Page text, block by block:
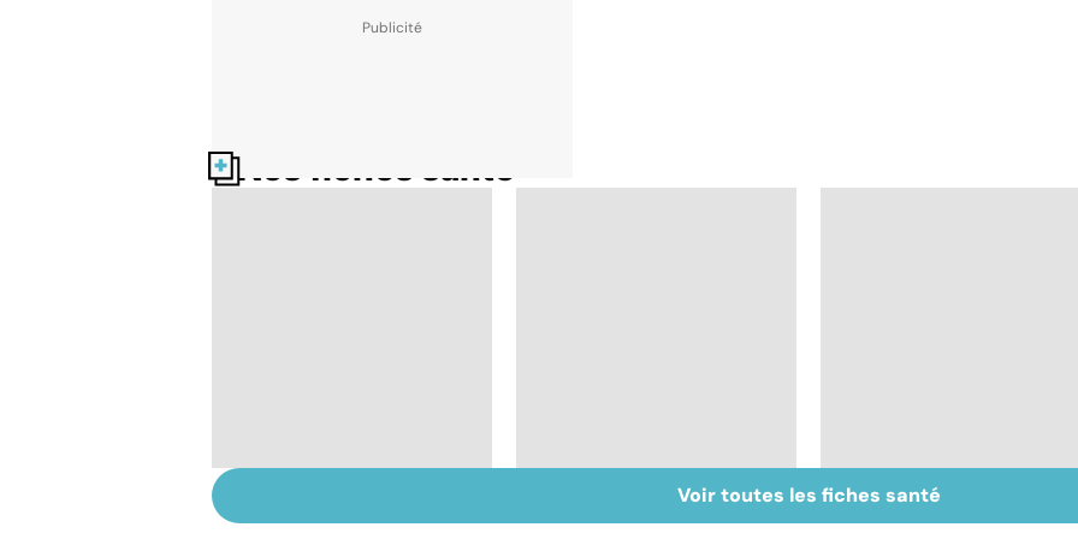
Nos fiches santé
infections
Inflammation des
amygdales : que faire
Suicide : prévenir le
passage à l'acte
Voir toutes les fiches santé